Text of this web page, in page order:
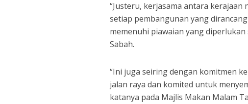
“Justeru, kerjasama antara
setiap pembangunan yang
memenuhi piawaian yang
Sabah.
“Ini juga seiring dengan komitmen
jalan raya dan komited untuk
katanya pada Majlis Makan Malam